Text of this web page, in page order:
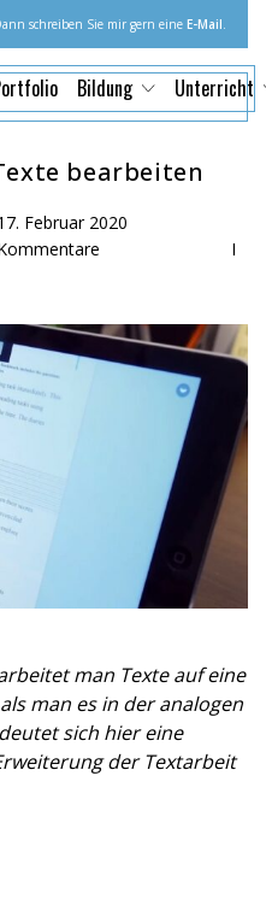
schreiben Sie mir gern eine E-Mail.
Bildung Unterricht
bearbeiten
Februar 2020
I
man Texte auf eine
man es in der analogen
sich hier eine
derTextarbeit